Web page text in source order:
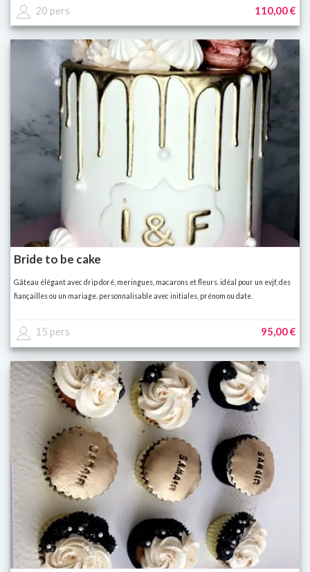
20 pers 110,00 €
Bride to be cake
Gâteau élégant avec drip doré, meringues, macarons et fleurs. idéal pour un evjf, des
fiançailles ou un mariage. personnalisable avec initiales, prénom ou date.
15 pers 95,00 €